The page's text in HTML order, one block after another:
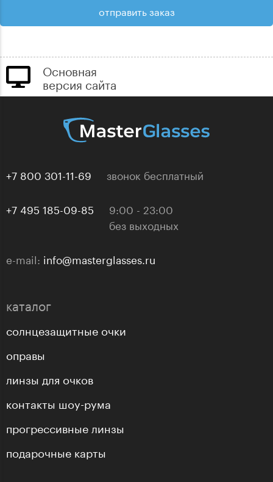
Основная
версия сайта
+7 800 301-11-69 звонок бесплатный
+7 495 185-09-85
9:00 - 23:00
без выходных
e-mail: info@masterglasses.ru
каталог
солнцезащитные очки
оправы
линзы для очков
контакты шоу-рума
прогрессивные линзы
подарочные карты